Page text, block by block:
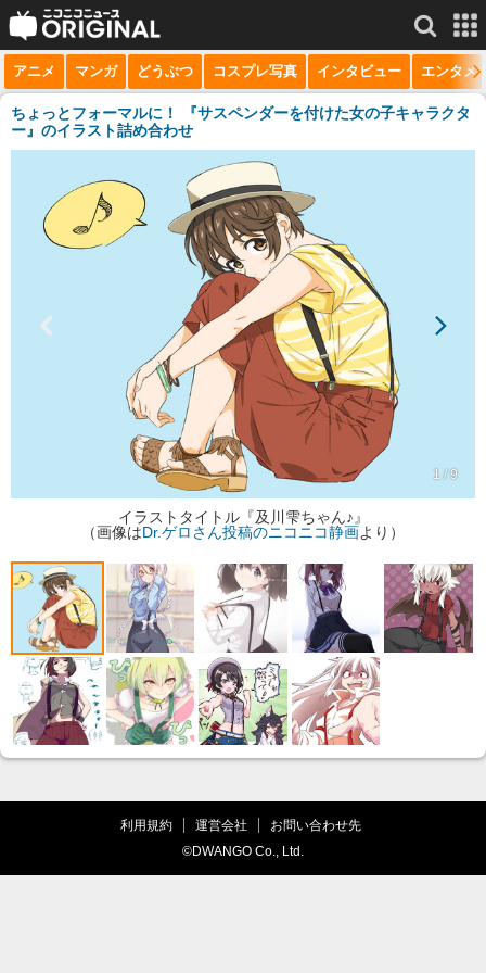
サービス一覧 もっと見る
niconico
生放送
ニュース
マンガ
アニメ マンガ どうぶつ コスプレ写真 インタビュー エンタメ
ちょっとフォーマルに！ 『サスペンダーを付けた女の子キャラクタ
ー』のイラスト詰め合わせ
1 / 9
イラストタイトル『及川雫ちゃん♪』
（画像はDr.ゲロさん投稿のニコニコ静画より）
利用規約 運営会社
お問い合わせ先
©DWANGO Co., Ltd.